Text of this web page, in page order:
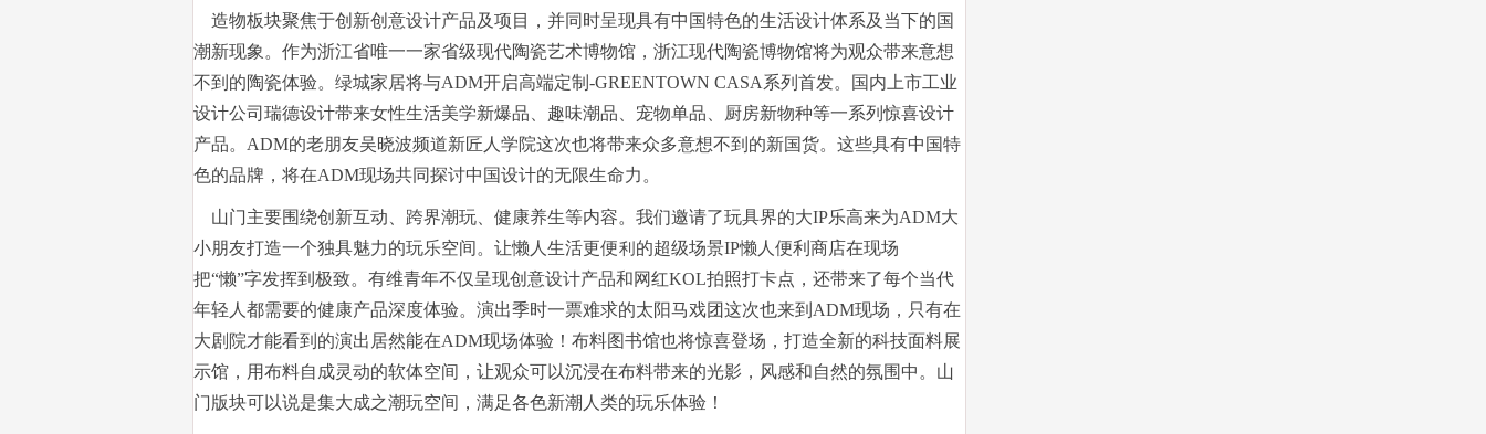
造物板块聚焦于创新创意设计产品及项目，并同时呈现具有中国特色的生活设计体系及当下的国
潮新现象。作为浙江省唯一一家省级现代陶瓷艺术博物馆，浙江现代陶瓷博物馆将为观众带来意想
不到的陶瓷体验。绿城家居将与ADM开启高端定制-GREENTOWN CASA系列首发。国内上市工业
设计公司瑞德设计带来女性生活美学新爆品、趣味潮品、宠物单品、厨房新物种等一系列惊喜设计
产品。ADM的老朋友吴晓波频道新匠人学院这次也将带来众多意想不到的新国货。这些具有中国特
色的品牌，将在ADM现场共同探讨中国设计的无限生命力。
山门主要围绕创新互动、跨界潮玩、健康养生等内容。我们邀请了玩具界的大IP乐高来为ADM大
小朋友打造一个独具魅力的玩乐空间。让懒⼈生活更便利的超级场景IP懒人便利商店在现场
把“懒”字发挥到极致。有维青年不仅呈现创意设计产品和网红KOL拍照打卡点，还带来了每个当代
年轻人都需要的健康产品深度体验。演出季时一票难求的太阳马戏团这次也来到ADM现场，只有在
大剧院才能看到的演出居然能在ADM现场体验！布料图书馆也将惊喜登场，打造全新的科技面料展
示馆，用布料自成灵动的软体空间，让观众可以沉浸在布料带来的光影，风感和自然的氛围中。山
门版块可以说是集大成之潮玩空间，满足各色新潮人类的玩乐体验！